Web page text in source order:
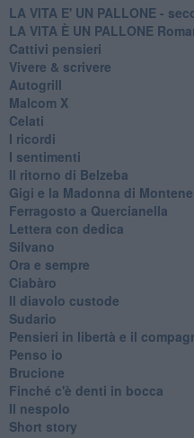
LA VITA E' UN PALLONE -
LA VITA È UN PALLONE
Cattivi pensieri
Vivere & scrivere
Autogrill
Malcom X
Celati
I ricordi
I sentimenti
Il ritorno di Belzeba
Gigi e la Madonna di
Ferragosto a Quercianella
Lettera con dedica
Silvano
Ora e sempre
Ciabàro
Il diavolo custode
Sudario
Pensieri in libertà e il
Penso io
Brucione
Finché c'è denti in bocca
Il nespolo
Short story